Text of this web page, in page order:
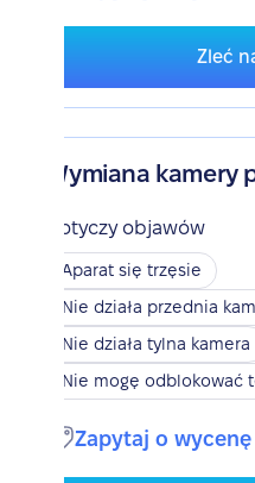
Zleć
Wymiana kamery
Dotyczy objawów
Aparat się trzęsie
Nie działa przednia
Nie działa tylna kamera
Nie mogę odblokować
Zapytaj o wycenę